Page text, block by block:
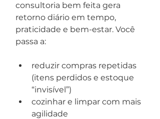
consultoria bem feita gera
retorno diário em tempo,
praticidade e bem-estar. Você
passa a:
reduzir compras repetidas
(itens perdidos e estoque
“invisível”)
cozinhar e limpar com mais
agilidade